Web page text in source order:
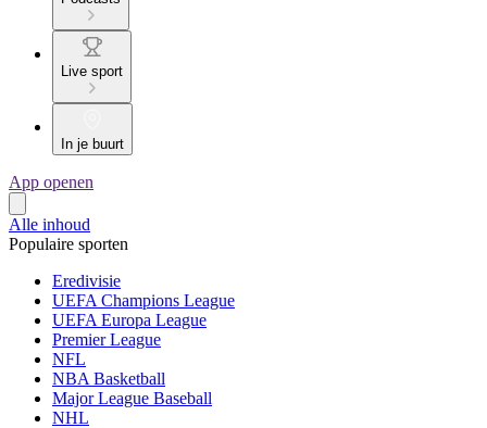
Live sport
In je buurt
App openen
Alle inhoud
Populaire sporten
Eredivisie
UEFA Champions League
UEFA Europa League
Premier League
NFL
NBA Basketball
Major League Baseball
NHL